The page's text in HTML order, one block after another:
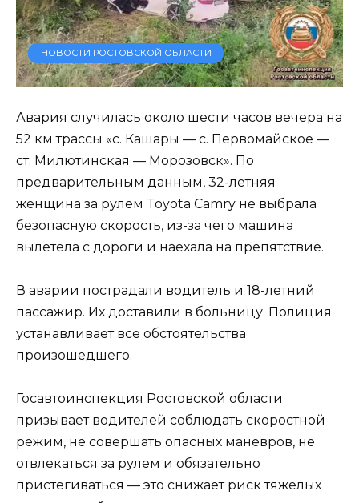
НОВОСТИ РОСТОВСКОЙ ОБЛАСТИ
Авария случилась около шести часов вечера на
52 км трассы «с. Кашары — с. Первомайское —
ст. Милютинская — Морозовск». По
предварительным данным, 32-летняя
женщина за рулем Toyota Camry не выбрала
безопасную скорость, из-за чего машина
вылетела с дороги и наехала на препятствие.
В аварии пострадали водитель и 18-летний
пассажир. Их доставили в больницу. Полиция
устанавливает все обстоятельства
произошедшего.
Госавтоинспекция Ростовской области
призывает водителей соблюдать скоростной
режим, не совершать опасных маневров, не
отвлекаться за рулем и обязательно
пристегиваться — это снижает риск тяжелых